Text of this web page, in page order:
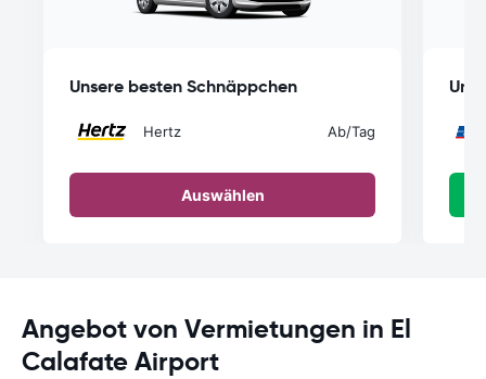
Unsere besten Schnäppchen
Hertz Ab/Tag
Auswählen
Angebot von Vermietungen in El
Calafate Airport